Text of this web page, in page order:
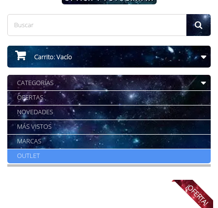
Carrito:Vacío
CATEGORÍAS
OFERTAS
NOVEDADES
MÁS VISTOS
MARCAS
OUTLET
¡OFERTA!